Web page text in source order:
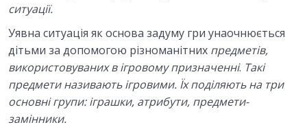
ситуації.
Уявна ситуація як основа задуму гри унаочнюється
дітьми за допомогою різноманітних предметів,
використовуваних в ігровому призначенні. Такі
предмети називають ігровими. Їх поділяють на три
основні групи: іграшки, атрибути, предмети-
замінники.